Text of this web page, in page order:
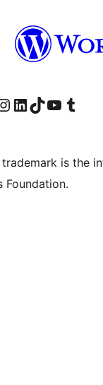
അക്കൗണ്ട് സന്ദർശിക്കുക
page
our Instagram account
Visit our LinkedIn account
ഞങ്ങളുടെ ടിക് ടോക് അക്കൗണ്ട്
Visit our YouTube channel
ഞങ്ങളുടെ
trademark is the
Foundation.